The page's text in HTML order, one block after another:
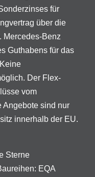
für
über die
Mercedes-Benz
Guthabens für das
Der Flex-
vom
Angebote sind nur
innerhalb der EU.
Sterne
EQA